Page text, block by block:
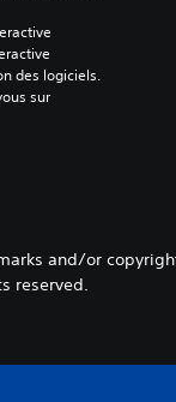
des logiciels.
sur
and/or
reserved.